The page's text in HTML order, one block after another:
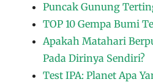
Puncak Gunung
TOP 10 Gempa Bumi
Apakah Matahari
Pada Dirinya Sendiri?
Test IPA: Planet Apa